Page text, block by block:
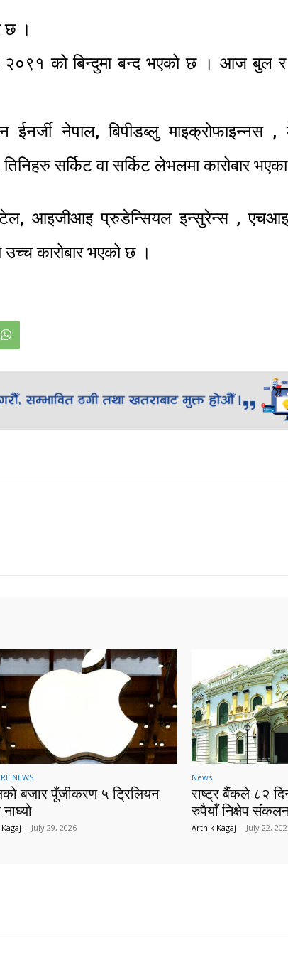
छ ।
को बिन्दुमा बन्द भएको छ । आज बुल र
नेपाल, बिपीडब्लु माइक्रोफाइन्नस ,
सर्किट वा सर्किट लेभलमा कारोबार
आइजीआइ प्रुडेन्सियल इन्सुरेन्स ,
कारोबार भएको छ ।
NEWS
बजार पूँजीकरण ५ ट्रिलियन
- July 29, 2026
News
राष्ट्र बैंकले ८२
रुपैयाँ निक्षेप संकलन
Arthik Kagaj - July 22,